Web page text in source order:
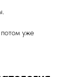
уже